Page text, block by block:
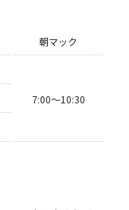
朝マック
7:00〜10:30